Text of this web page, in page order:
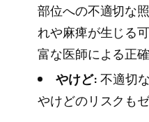
部位への不適切な
れや麻痺が生じる
富な医師による正
やけど:不適切
やけどのリスクも